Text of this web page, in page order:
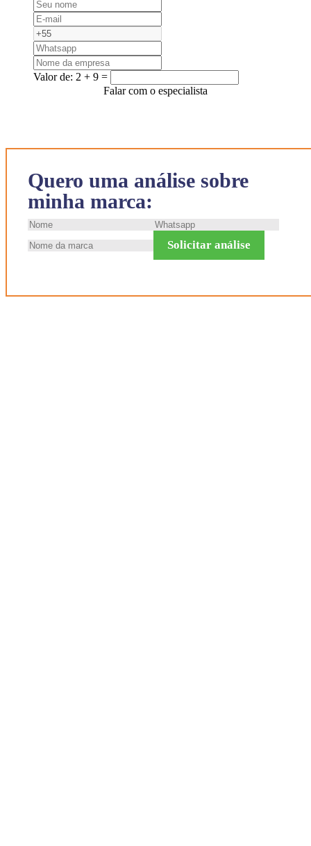
Quero uma análise sobre
minha marca:
Solicitar análise
Valor de: 2 + 9 =
Falar com o especialista